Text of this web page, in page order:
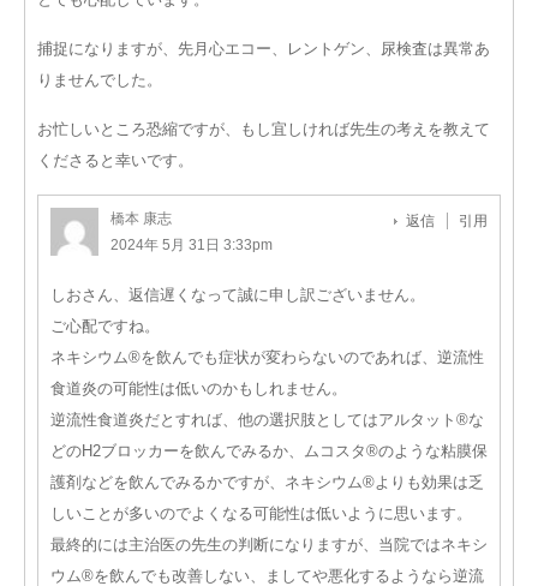
捕捉になりますが、先月心エコー、レントゲン、尿検査は異常あ
りませんでした。
お忙しいところ恐縮ですが、もし宜しければ先生の考えを教えて
くださると幸いです。
橋本 康志
2024年 5月 31日 3:33pm
返信 引用
しおさん、返信遅くなって誠に申し訳ございません。
ご心配ですね。
ネキシウム®︎を飲んでも症状が変わらないのであれば、逆流性
食道炎の可能性は低いのかもしれません。
逆流性食道炎だとすれば、他の選択肢としてはアルタット®︎な
どのH2ブロッカーを飲んでみるか、ムコスタ®︎のような粘膜保
護剤などを飲んでみるかですが、ネキシウム®︎よりも効果は乏
しいことが多いのでよくなる可能性は低いように思います。
最終的には主治医の先生の判断になりますが、当院ではネキシ
ウム®︎を飲んでも改善しない、ましてや悪化するようなら逆流